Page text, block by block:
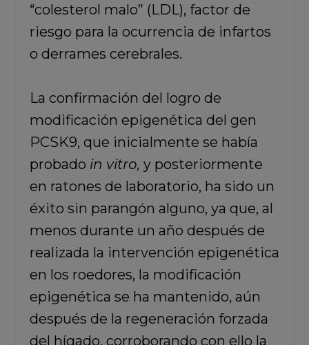
“colesterol malo” (LDL), factor de
riesgo para la ocurrencia de infartos
o derrames cerebrales.
La confirmación del logro de
modificación epigenética del gen
PCSK9, que inicialmente se había
probado in vitro, y posteriormente
en ratones de laboratorio, ha sido un
éxito sin parangón alguno, ya que, al
menos durante un año después de
realizada la intervención epigenética
en los roedores, la modificación
epigenética se ha mantenido, aún
después de la regeneración forzada
del hígado, corroborando con ello la